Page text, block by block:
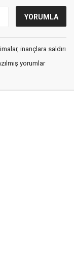
inançlara saldırı
yorumlar